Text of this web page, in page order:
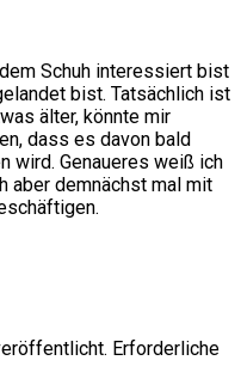
Schuh interessiert bist
bist. Tatsächlich ist
älter, könnte mir
dass es davon bald
wird. Genaueres weiß ich
aber demnächst mal mit
Erforderliche